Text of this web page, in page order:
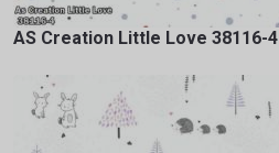
AS Creation Little Love 38116-4